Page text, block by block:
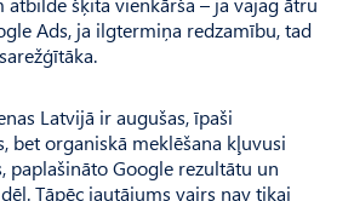
Ads, ja ilgtermiņa redzamību, tad
Latvijā ir augušas, īpaši
bet organiskā meklēšana kļuvusi
paplašināto Google rezultātu un
Tāpēc jautājums vairs nav tikai